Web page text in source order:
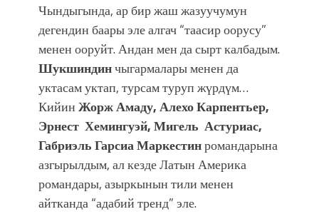
Чындыгында, ар бир жаш жазуучумун
дегендин баары эле алгач “таасир оорусу”
менен ооруйт. Андан мен да сырт калбадым.
Шукшиндинчыгармалары менен да
уктасам уктап, турсам туруп жүрдүм…
КийинЖорж Амаду, Алехо Карпентьер,
Эрнест Хемингуэй, Мигель Астуриас,
Габриэль Гарсиа Маркестинромандарына
азгырылдым, ал кезде Латын Америка
романдары, азыркынын тили менен
айтканда “адабий тренд” эле.